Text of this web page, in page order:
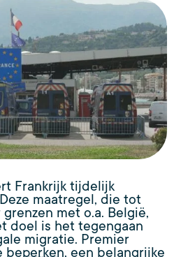
Frankrijk tijdelijk
maatregel, die tot
met o.a. België,
doel is het tegengaan
migratie. Premier
beperken, een belangrijke